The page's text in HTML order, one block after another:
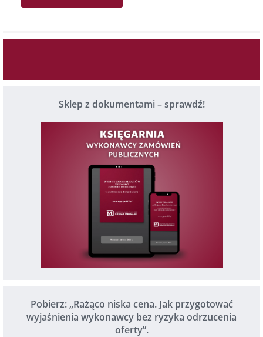
Sklep z dokumentami – sprawdź!
Pobierz: „Rażąco niska cena. Jak przygotować
wyjaśnienia wykonawcy bez ryzyka odrzucenia
oferty”.